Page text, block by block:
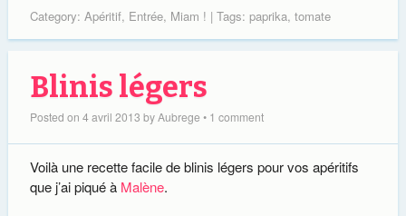
Category: Apéritif, Entrée, Miam ! | Tags: paprika, tomate
Blinis légers
Posted on 4 avril 2013 byAubrege • 1 comment
Voilà une recette facile de blinis légers pour vos apéritifs
que j’ai piqué à Malène.